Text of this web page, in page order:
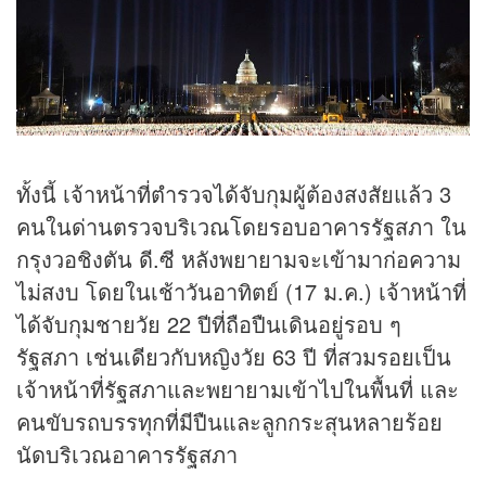
ทั้งนี้ เจ้าหน้าที่ตำรวจได้จับกุมผู้ต้องสงสัยแล้ว 3
คนในด่านตรวจบริเวณโดยรอบอาคารรัฐสภา ใน
กรุงวอชิงตัน ดี.ซี หลังพยายามจะเข้ามาก่อความ
ไม่สงบ โดยในเช้าวันอาทิตย์ (17 ม.ค.) เจ้าหน้าที่
ได้จับกุมชายวัย 22 ปีที่ถือปืนเดินอยู่รอบ ๆ
รัฐสภา เช่นเดียวกับหญิงวัย 63 ปี ที่สวมรอยเป็น
เจ้าหน้าที่รัฐสภาและพยายามเข้าไปในพื้นที่ และ
คนขับรถบรรทุกที่มีปืนและลูกกระสุนหลายร้อย
นัดบริเวณอาคารรัฐสภา